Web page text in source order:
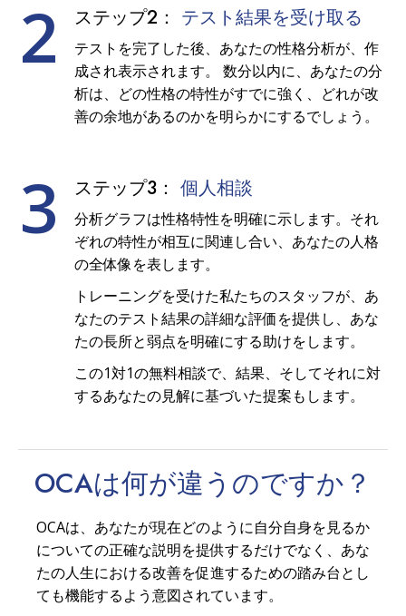
2 ステップ2： テスト結果を受け取る
テストを完了した後、あなたの性格分析が、作
成され表示されます。 数分以内に、あなたの分
析は、どの性格の特性がすでに強く、どれが改
善の余地があるのかを明らかにするでしょう。
3 ステップ3： 個人相談
分析グラフは性格特性を明確に示します。それ
ぞれの特性が相互に関連し合い、あなたの人格
の全体像を表します。
トレーニングを受けた私たちのスタッフが、あ
なたのテスト結果の詳細な評価を提供し、あな
たの長所と弱点を明確にする助けをします。
この1対1の無料相談で、結果、そしてそれに対
するあなたの見解に基づいた提案もします。
OCAは何が違う のですか？
OCAは、あなたが現在どのように自分自身を見るか
についての正確な説明を提供するだけでなく、あな
たの人生における改善を促進するための踏み台とし
ても機能するよう意図されています。